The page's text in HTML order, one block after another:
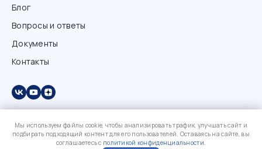
Блог
Вопросы и ответы
Документы
Контакты
Мы используем файлы cookie, чтобы анализировать трафик, улучшать сайт и
подбирать подходящий контент для его пользователей. Оставаясь на сайте, вы
соглашаетесь с политикой конфиденциальности.